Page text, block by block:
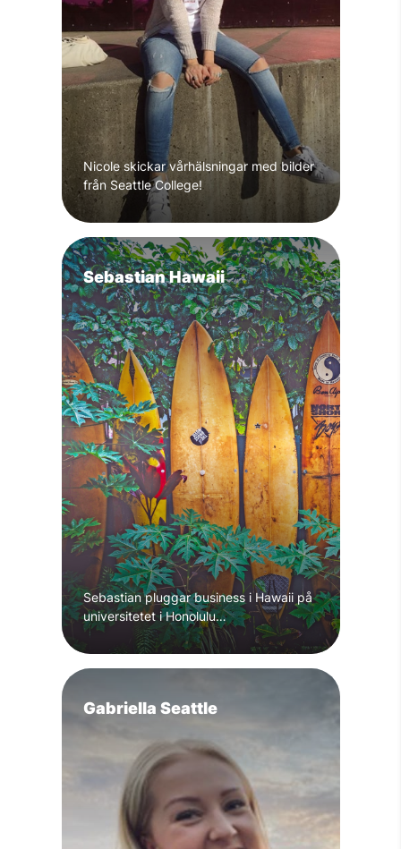
Nicole skickar vårhälsningar med bilder
från Seattle College!
Sebastian Hawaii
Sebastian pluggar business i Hawaii på
universitetet i Honolulu…
Gabriella Seattle